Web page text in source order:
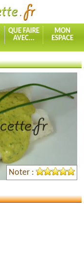
QUE FAIRE
AVEC...
MON
ESPACE
Noter :